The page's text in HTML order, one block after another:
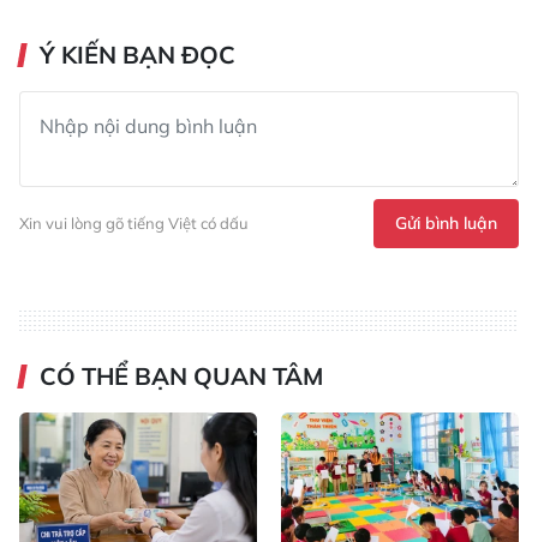
Ý KIẾN BẠN ĐỌC
Xin vui lòng gõ tiếng Việt có dấu Gửi bình luận
CÓ THỂ BẠN QUAN TÂM